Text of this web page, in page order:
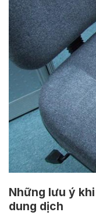
Những lưu ý
dung dịch